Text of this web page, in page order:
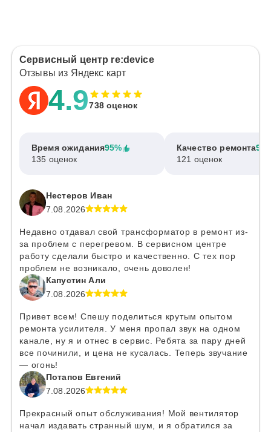
Сервисный центр re:device
Отзывы из Яндекс карт
4.9738 оценок
Время ожидания95%
135 оценок
Качество ремонта
121 оценок
Нестеров Иван
7.08.2026
Недавно отдавал свой трансформатор в ремонт из-
за проблем с перегревом. В сервисном центре
работу сделали быстро и качественно. С тех пор
проблем не возникало, очень доволен!
Капустин Али
7.08.2026
Привет всем! Спешу поделиться крутым опытом
ремонта усилителя. У меня пропал звук на одном
канале, ну я и отнес в сервис. Ребята за пару дней
все починили, и цена не кусалась. Теперь звучание
— огонь!
Потапов Евгений
7.08.2026
Прекрасный опыт обслуживания! Мой вентилятор
начал издавать странный шум, и я обратился за